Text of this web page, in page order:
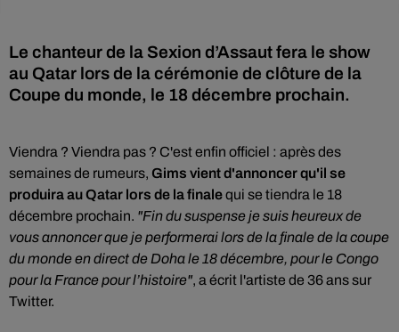
Le chanteur de la Sexion d’Assaut fera le show
au Qatar lors de la cérémonie de clôture de la
Coupe du monde, le 18 décembre prochain.
Viendra ? Viendra pas ? C'est enfin officiel : après des
semaines de rumeurs, Gims vient d'annoncer qu'il se
produira au Qatar lors de la finalequi se tiendra le 18
décembre prochain. "Fin du suspense je suis heureux de
vous annoncer que je performerai lors de la finale de la coupe
du monde en direct de Doha le 18 décembre, pour le Congo
pour la France pour l’histoire", a écrit l'artiste de 36 ans sur
Twitter.